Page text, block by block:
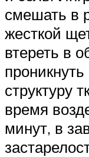
смешать в
жесткой
втереть в
структуру
время
минут, в